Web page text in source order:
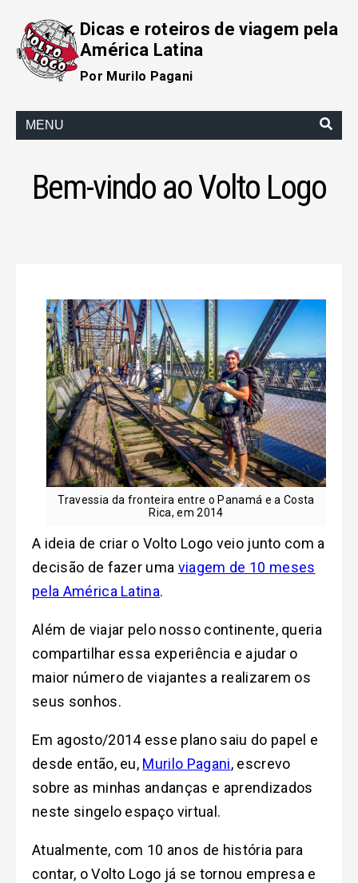
Dicas e roteiros de viagem pela
América Latina
Por Murilo Pagani
MENU
Bem-vindo ao Volto Logo
Travessia da fronteira entre o Panamá e a Costa
Rica, em 2014
A ideia de criar o Volto Logo veio junto com a
decisão de fazer uma viagem de 10 meses
pela América Latina.
Além de viajar pelo nosso continente, queria
compartilhar essa experiência e ajudar o
maior número de viajantes a realizarem os
seus sonhos.
Em agosto/2014 esse plano saiu do papel e
desde então, eu, Murilo Pagani, escrevo
sobre as minhas andanças e aprendizados
neste singelo espaço virtual.
Atualmente, com 10 anos de história para
contar, o Volto Logo já se tornou empresa e